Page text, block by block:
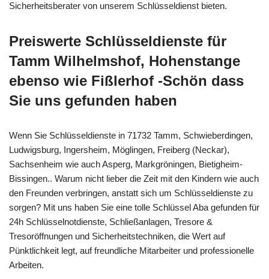
Sicherheitsberater von unserem Schlüsseldienst bieten.
Preiswerte Schlüsseldienste für
Tamm Wilhelmshof, Hohenstange
ebenso wie Fißlerhof -Schön dass
Sie uns gefunden haben
Wenn Sie Schlüsseldienste in 71732 Tamm, Schwieberdingen,
Ludwigsburg, Ingersheim, Möglingen, Freiberg (Neckar),
Sachsenheim wie auch Asperg, Markgröningen, Bietigheim-
Bissingen.. Warum nicht lieber die Zeit mit den Kindern wie auch
den Freunden verbringen, anstatt sich um Schlüsseldienste zu
sorgen? Mit uns haben Sie eine tolle Schlüssel Aba gefunden für
24h Schlüsselnotdienste, Schließanlagen, Tresore &
Tresoröffnungen und Sicherheitstechniken, die Wert auf
Pünktlichkeit legt, auf freundliche Mitarbeiter und professionelle
Arbeiten.